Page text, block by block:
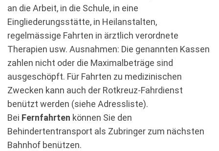
an die Arbeit, in die Schule, in eine
Eingliederungsstätte, in Heilanstalten,
regelmässige Fahrten in ärztlich verordnete
Therapien usw. Ausnahmen: Die genannten Kassen
zahlen nicht oder die Maximalbeträge sind
ausgeschöpft. Für Fahrten zu medizinischen
Zwecken kann auch der Rotkreuz-Fahrdienst
benützt werden (siehe Adressliste).
Bei Fernfahrten können Sie den
Behindertentransport als Zubringer zum nächsten
Bahnhof benützen.